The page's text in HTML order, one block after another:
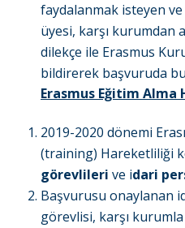
faydalanmak isteyen
üyesi, karşı kurumdan
dilekçe ile Erasmus
bildirerek başvuruda
Erasmus Eğitim
2019-2020 dönemi
(training) Hareketliliği
görevlileri ve idari
Başvurusu onaylanan
görevlisi, karşı